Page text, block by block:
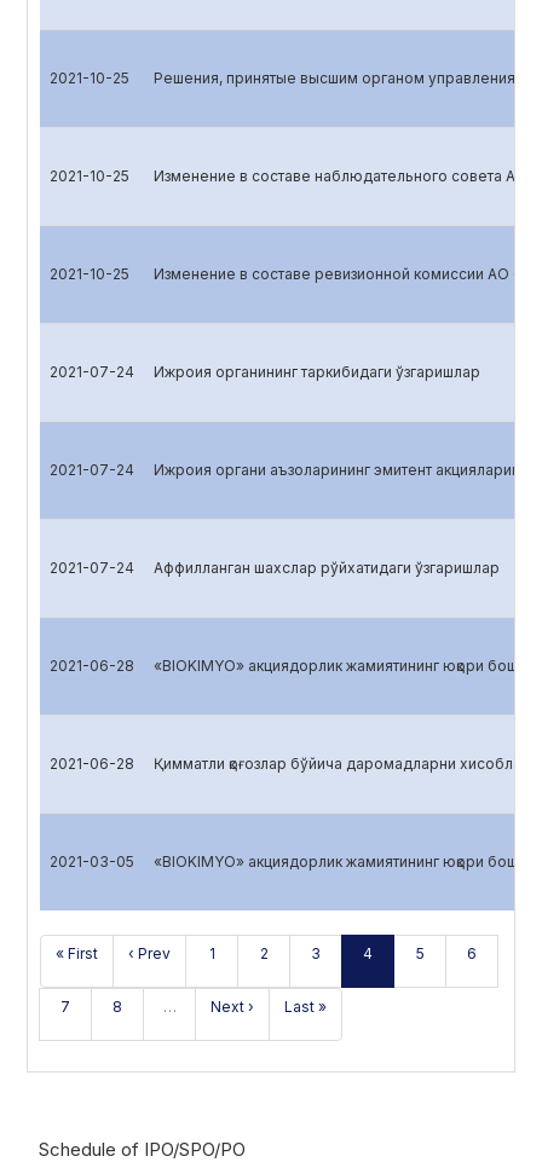
2021-10-25 Решения, принятые высшим органом управления
2021-10-25 Изменение в составе наблюдательного совета АО
2021-10-25 Изменение в составе ревизионной комиссии АО
2021-07-24 Ижроия органининг таркибидаги ўзгаришлар
2021-07-24 Ижроия органи аъзоларининг эмитент акцияларига
2021-07-24 Аффилланган шахслар рўйхатидаги ўзгаришлар
2021-06-28 «BIOKIMYO» акциядорлик жамиятининг юқори
2021-06-28 Қимматли қоғозлар бўйича даромадларни хисоблаш
2021-03-05 «BIOKIMYO» акциядорлик жамиятининг юқори
« First ‹ Prev 1 2 3 4 5 6
7 8 … Next › Last »
Schedule of IPO/SPO/PO